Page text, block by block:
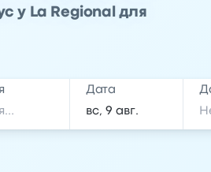
у La Regional для
Дата